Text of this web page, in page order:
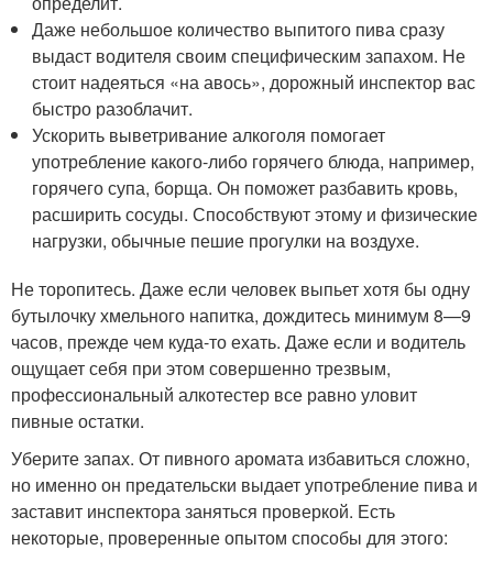
Даже небольшое количество выпитого пива сразу
выдаст водителя своим специфическим запахом. Не
стоит надеяться «на авось», дорожный инспектор вас
быстро разоблачит.
Ускорить выветривание алкоголя помогает
употребление какого-либо горячего блюда, например,
горячего супа, борща. Он поможет разбавить кровь,
расширить сосуды. Способствуют этому и физические
нагрузки, обычные пешие прогулки на воздухе.
Не торопитесь. Даже если человек выпьет хотя бы одну
бутылочку хмельного напитка, дождитесь минимум 8—9
часов, прежде чем куда-то ехать. Даже если и водитель
ощущает себя при этом совершенно трезвым,
профессиональный алкотестер все равно уловит
пивные остатки.
Уберите запах. От пивного аромата избавиться сложно,
но именно он предательски выдает употребление пива и
заставит инспектора заняться проверкой. Есть
некоторые, проверенные опытом способы для этого: